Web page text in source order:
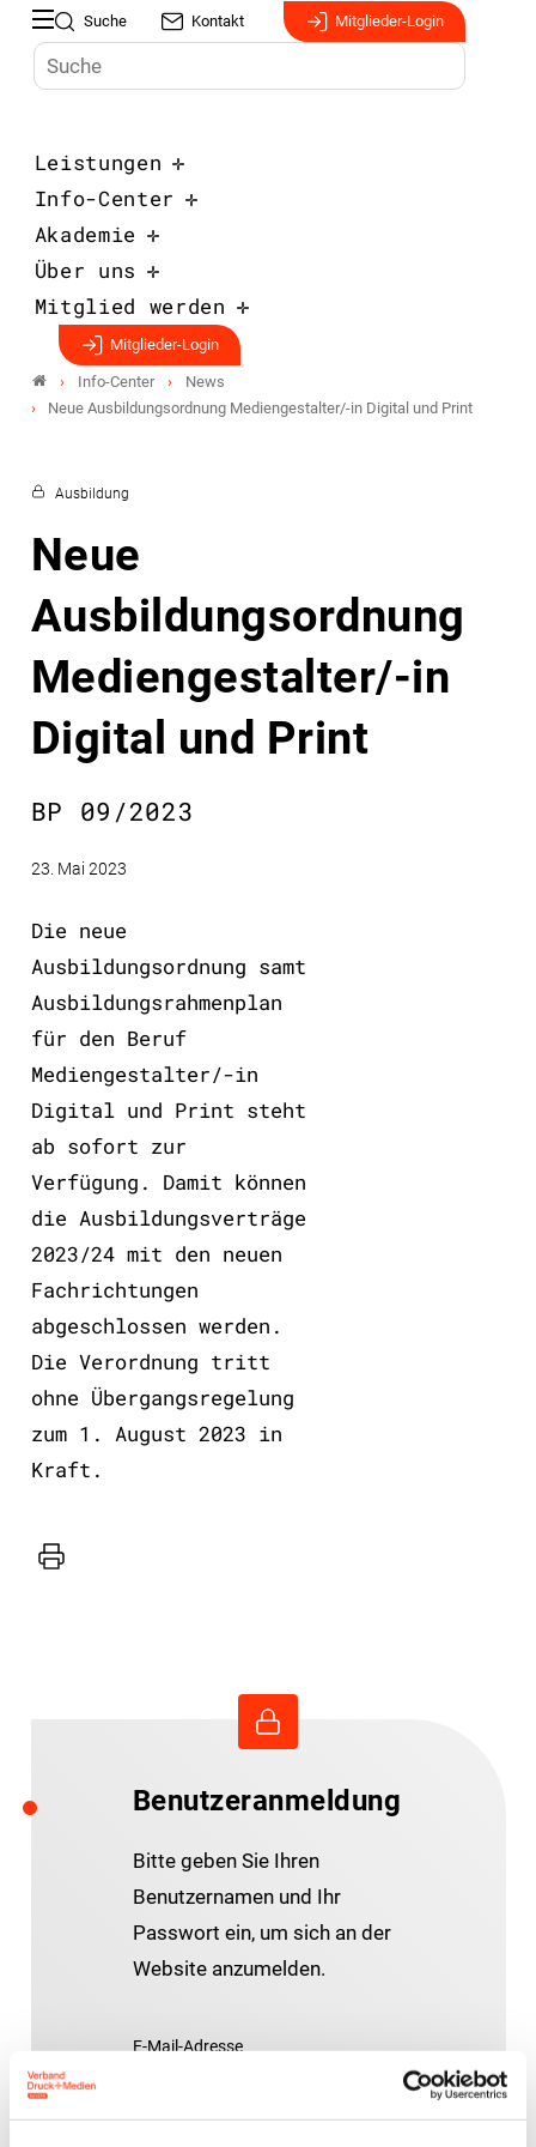
Suche Kontakt Mitglieder-Login
Leistungen
Info-Center
Akademie
Über uns
Mitglied werden
Mitglieder-Login
Info-Center
News
Neue Ausbildungsordnung Mediengestalter/-in Digital und Print
Ausbildung
Neue
Ausbildungsordnung
Mediengestalter/-in
Digital und Print
BP 09/2023
23. Mai 2023
Die neue
Ausbildungsordnung samt
Ausbildungsrahmenplan
für den Beruf
Mediengestalter/-in
Digital und Print steht
ab sofort zur
Verfügung. Damit können
die Ausbildungsverträge
2023/24 mit den neuen
Fachrichtungen
abgeschlossen werden.
Die Verordnung tritt
ohne Übergangsregelung
zum 1. August 2023 in
Kraft.
Drucker
Benutzeranmeldung
Bitte geben Sie Ihren
Benutzernamen und Ihr
Passwort ein, um sich an der
Website anzumelden.
E-Mail-Adresse